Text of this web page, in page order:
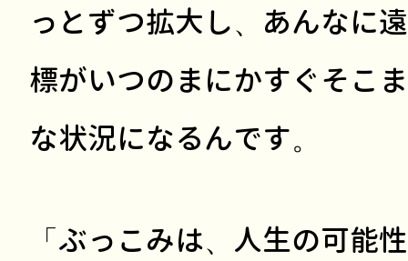
っとずつ拡大し、あんなに
標がいつのまにかすぐそこ
な状況になるんです。
「ぶっこみは、人生の可能